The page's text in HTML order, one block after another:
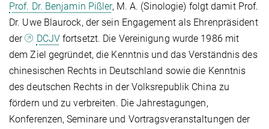
Prof. Dr. Benjamin Pißler, M. A. (Sinologie) folgt damit Prof.
Dr. Uwe Blaurock, der sein Engagement als Ehrenpräsident
der
DCJVfortsetzt. Die Vereinigung wurde 1986 mit
dem Ziel gegründet, die Kenntnis und das Verständnis des
chinesischen Rechts in Deutschland sowie die Kenntnis
des deutschen Rechts in der Volksrepublik China zu
fördern und zu verbreiten. Die Jahrestagungen,
Konferenzen, Seminare und Vortragsveranstaltungen der